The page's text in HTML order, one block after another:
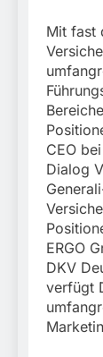
Mit fast
CEO
Dialog
ERGO
DKV
verfügt